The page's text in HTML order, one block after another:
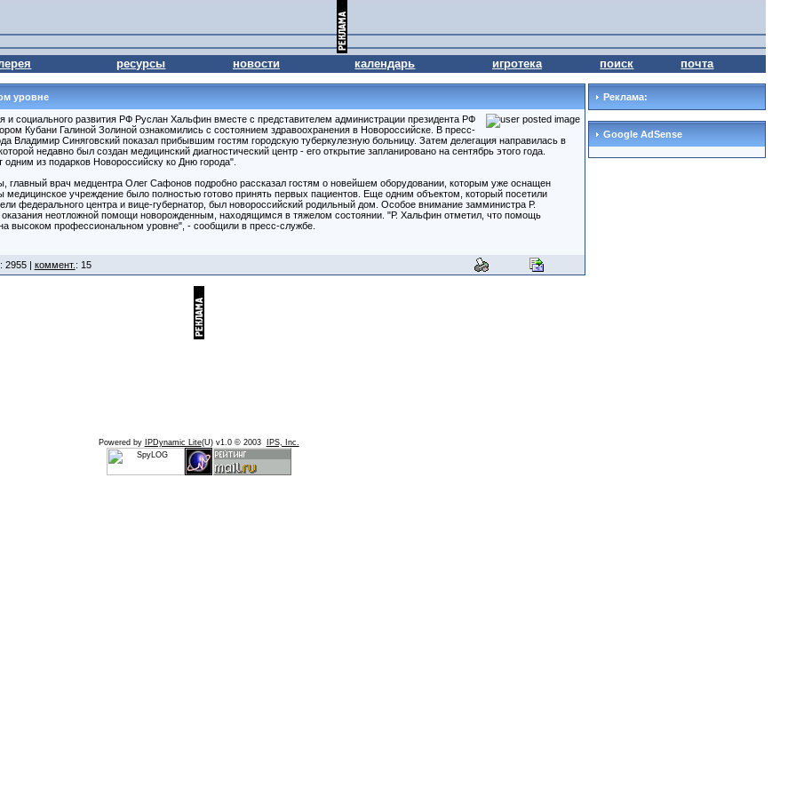
ресурсы новости календарь игротека поиск почта
уровне
и социального развития РФ Руслан Хальфин вместе с представителем администрации президента РФ
Кубани Галиной Золиной ознакомились с состоянием здравоохранения в Новороссийске. В пресс-
Владимир Синяговский показал прибывшим гостям городскую туберкулезную больницу. Затем делегация направилась в
недавно был создан медицинский диагностический центр - его открытие запланировано на сентябрь этого года.
из подарков Новороссийску ко Дню города".
главный врач медцентра Олег Сафонов подробно рассказал гостям о новейшем оборудовании, которым уже оснащен
медицинское учреждение было полностью готово принять первых пациентов. Еще одним объектом, который посетили
федерального центра и вице-губернатор, был новороссийский родильный дом. Особое внимание замминистра Р.
неотложной помощи новорожденным, находящимся в тяжелом состоянии. "Р. Хальфин отметил, что помощь
высоком профессиональном уровне", - сообщили в пресс-службе.
2955 | коммент. : 15
Реклама:
Google AdSense
Powered by IPDynamic Lite(U) v1.0 © 2003 IPS, Inc.